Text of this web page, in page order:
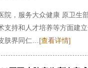
院，服务大众健康 原卫
支持和人才培养等方面建
肤界同仁… [查看详情]